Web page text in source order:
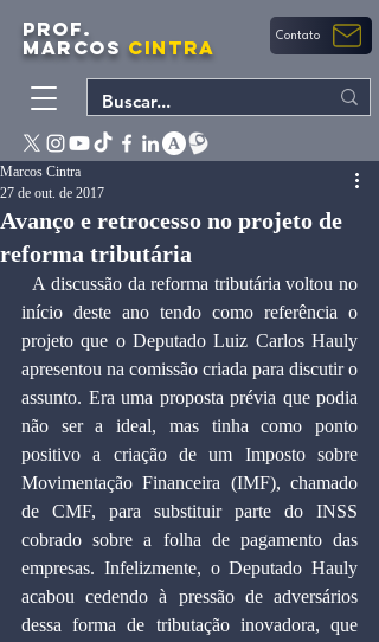
PROF.
MARCOS CINTRA Contato
Avanço e retrocesso no projeto de
reforma tributária
Marcos Cintra
27 de out. de 2017
início deste ano tendo como referência o
projeto que o Deputado Luiz Carlos Hauly
apresentou na comissão criada para discutir o
assunto. Era uma proposta prévia que podia
não ser a ideal, mas tinha como ponto
positivo a criação de um Imposto sobre
Movimentação Financeira (IMF), chamado
de CMF, para substituir parte do INSS
cobrado sobre a folha de pagamento das
empresas. Infelizmente, o Deputado Hauly
acabou cedendo à pressão de adversários
dessa forma de tributação inovadora, que